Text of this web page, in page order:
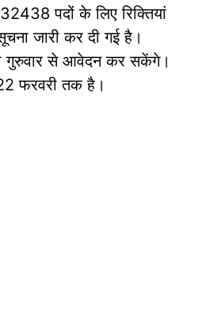
पदों के लिए रिक्तियां
जारी कर दी गई है।
गुरुवार से आवेदन कर सकेंगे।
फरवरी तक है।